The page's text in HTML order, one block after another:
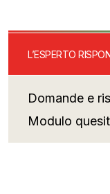
L’ESPERTO
Domande e
Modulo